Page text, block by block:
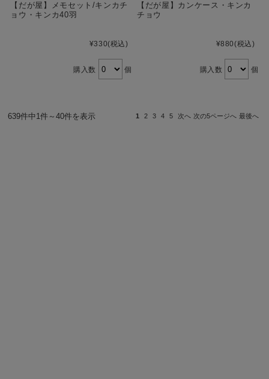
【だが屋】メモセット/キンカチ
ョウ・キンカ40羽
¥330(税込)
購入数 個
【だが屋】カンケース・キンカ
チョウ
¥880(税込)
購入数 個
639件中1件～40件を表示 1 2 3 4 5 次へ 次の5ページへ 最後へ